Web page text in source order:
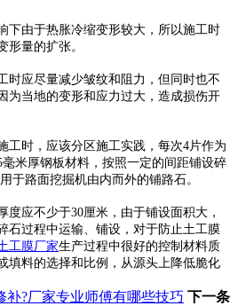
下由于热胀冷缩变形较大，所以施工时
形量的扩张。
应尽量减少皱纹和阻力，但同时也不
为当地的变形和应力过大，造成损伤开
时，应该分区施工实践，每次4片作为
米厚钢板材料，按照一定的间距铺设碎
于路面挖掘机由内而外的铺路石。
应不少于30厘米，由于铺设面积大，
石过程中运输、铺设，对于防止土工膜
工膜厂家生产过程中很好的控制材料质
填料的选择和比例，从源头上降低脆化
补?厂家专业师傅有哪些技巧 下一条